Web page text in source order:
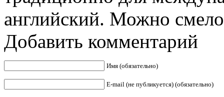
английский. Можно
Добавить комментарий
Имя (обязательно)
E-mail (не публикуется) (обязательно)